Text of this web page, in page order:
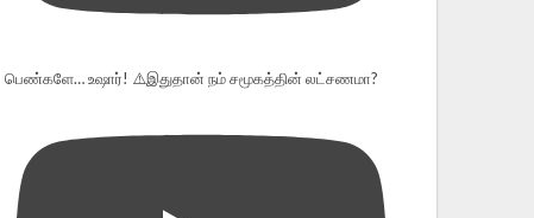
பெண்களே… உஷார்! ⚠️இதுதான் நம் சமூகத்தின் லட்சணமா?